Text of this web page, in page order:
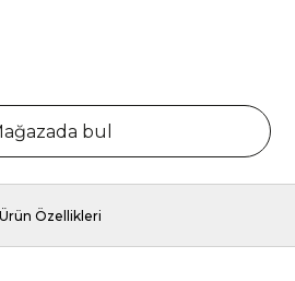
bul
Ürün Özellikleri